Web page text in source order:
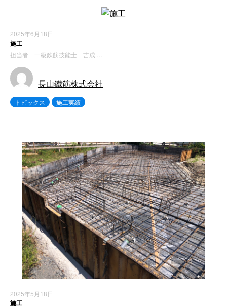
2025年6月18日
施工
担当者 一級鉄筋技能士 吉成 …
長山鐵筋株式会社
トピックス 施工実績
2025年5月18日
施工